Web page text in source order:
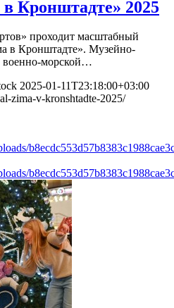
Кронштадте» 2025
проходит масштабный
в Кронштадте». Музейно-
военно-морской…
2025-01-11T23:18:00+03:00
zima-v-kronshtadte-2025/